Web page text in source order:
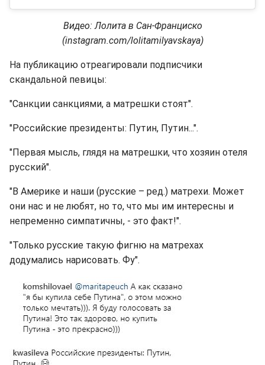
Видео: Лолита в Сан-Франциско
(instagram.com/lolitamilyavskaya)
На публикацию отреагировали подписчики
скандальной певицы:
"Санкции санкциями, а матрешки стоят".
"Российские президенты: Путин, Путин...".
"Первая мысль, глядя на матрешки, что хозяин отеля
русский".
"В Америке и наши (русские – ред.) матрехи. Может
они нас и не любят, но то, что мы им интересны и
непременно симпатичны, - это факт!".
"Только русские такую фигню на матрехах
додумались нарисовать. Фу".